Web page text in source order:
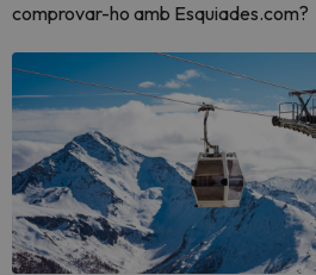
comprovar-ho amb Esquiades.com?